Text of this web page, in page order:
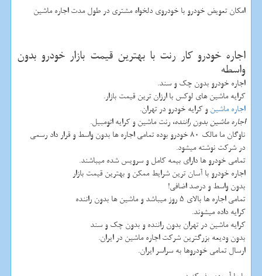
امکان تعویض خودرو با خودروی دلخواه مشتری در طول مدت اجاره ماشین
اجاره خودرو کار رنت با بهترین قیمت بازار خودرو بدون
واسطه
اجاره خودرو بدون چک و سند.
کرایه ماشین های لوکس با ارزان ترین قیمت بازار.
اجاره ماشینو کرایه خودرو در تهران.
اجاره ماشین بدون راننده، رنت ماشین و کرایه اتومبیل.
ناوگان ما مالک 80 خودرو بوده تمامی اجاره ها بدون واسط و قرار داد رسمی
در شرکت نوشته میشود.
تمامی خودرو ها دارای بیمه کامل و سرویس شده میباشند.
اجاره خودرو با آسان ترین شرایط ممکن و بهترین قیمت بازار
بدون واسط و درصد اضافی!
تمامی اجاره ها بالای 5 روز میباشد و ماشین ها بدون راننده
کرایه داده میشوند.
کرایه ماشین در تهران بدون راننده و بدون چک و سند
بدون ودیعه بزرگترین شرکت اجاره ماشین در ایران.
ارسال تمامی خودروها به سراسر ایران.